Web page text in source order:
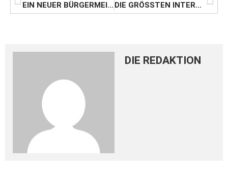
EIN NEUER BÜRGERMEISTER FÜR WUNSTORF UND WAS DAS FÜR DIE WIRTSCHAFT BEDEUTEN KANN DIE GRÖSSTEN INTERNETAGENTUREN IN HANNOVER UND IHRE SCHWERPUNKTE
DIE REDAKTION